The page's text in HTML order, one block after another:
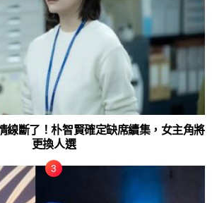
線斷了！朴智賢確定缺席續集，女主角將
更換人選